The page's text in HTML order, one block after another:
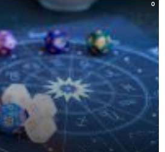
0